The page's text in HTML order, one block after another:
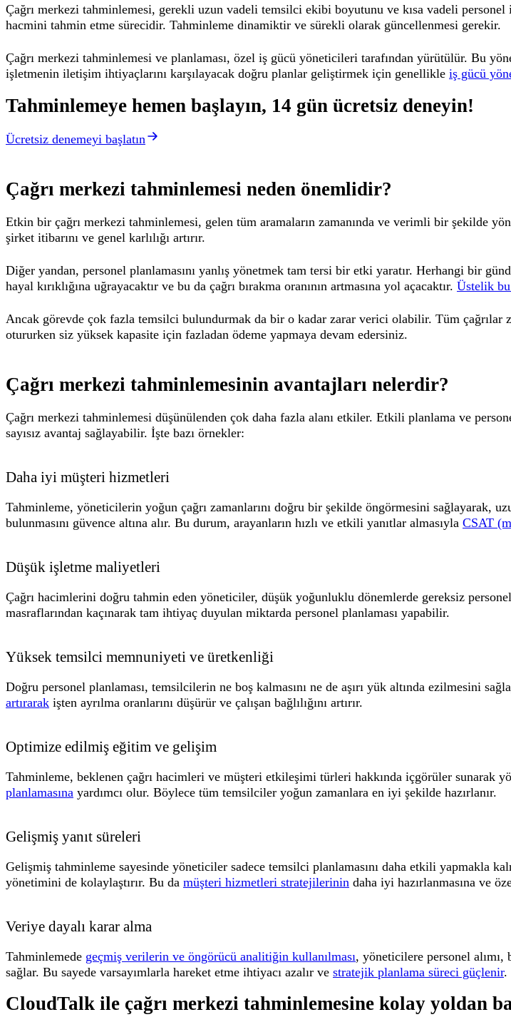
Çağrı merkezi tahminlemesi, gerekli uzun vadeli temsilci ekibi boyutunu ve kısa vadeli
hacmini tahmin etme sürecidir. Tahminleme dinamiktir ve sürekli olarak güncellenmesi gerekir.
Çağrı merkezi tahminlemesi ve planlaması, özel iş gücü yöneticileri tarafından yürütülür. Bu
işletmenin iletişim ihtiyaçlarını karşılayacak doğru planlar geliştirmek için genellikle iş gücü
Tahminlemeye hemen başlayın, 14 gün ücretsiz deneyin!
Ücretsiz denemeyi başlatın
Çağrı merkezi tahminlemesi neden önemlidir?
Etkin bir çağrı merkezi tahminlemesi, gelen tüm aramaların zamanında ve verimli bir şekilde
şirket itibarını ve genel karlılığı artırır.
Diğer yandan, personel planlamasını yanlış yönetmek tam tersi bir etki yaratır. Herhangi bir
hayal kırıklığına uğrayacaktır ve bu da çağrı bırakma oranının artmasına yol açacaktır. Üstelik bu
Ancak görevde çok fazla temsilci bulundurmak da bir o kadar zarar verici olabilir. Tüm çağrılar
otururken siz yüksek kapasite için fazladan ödeme yapmaya devam edersiniz.
Çağrı merkezi tahminlemesinin avantajları nelerdir?
Çağrı merkezi tahminlemesi düşünülenden çok daha fazla alanı etkiler. Etkili planlama ve
sayısız avantaj sağlayabilir. İşte bazı örnekler:
Daha iyi müşteri hizmetleri
Tahminleme, yöneticilerin yoğun çağrı zamanlarını doğru bir şekilde öngörmesini sağlayarak,
bulunmasını güvence altına alır. Bu durum, arayanların hızlı ve etkili yanıtlar almasıyla CSAT
Düşük işletme maliyetleri
Çağrı hacimlerini doğru tahmin eden yöneticiler, düşük yoğunluklu dönemlerde gereksiz
masraflarından kaçınarak tam ihtiyaç duyulan miktarda personel planlaması yapabilir.
Yüksek temsilci memnuniyeti ve üretkenliği
Doğru personel planlaması, temsilcilerin ne boş kalmasını ne de aşırı yük altında ezilmesini
artırarak işten ayrılma oranlarını düşürür ve çalışan bağlılığını artırır.
Optimize edilmiş eğitim ve gelişim
Tahminleme, beklenen çağrı hacimleri ve müşteri etkileşimi türleri hakkında içgörüler sunarak
planlamasına yardımcı olur. Böylece tüm temsilciler yoğun zamanlara en iyi şekilde hazırlanır.
Gelişmiş yanıt süreleri
Gelişmiş tahminleme sayesinde yöneticiler sadece temsilci planlamasını daha etkili yapmakla
yönetimini de kolaylaştırır. Bu da müşteri hizmetleri stratejilerinin daha iyi hazırlanmasına ve
Veriye dayalı karar alma
Tahminlemede geçmiş verilerin ve öngörücü analitiğin kullanılması, yöneticilere personel alımı,
sağlar. Bu sayede varsayımlarla hareket etme ihtiyacı azalır ve stratejik planlama süreci güçlenir.
CloudTalk ile çağrı merkezi tahminlemesine kolay yoldan